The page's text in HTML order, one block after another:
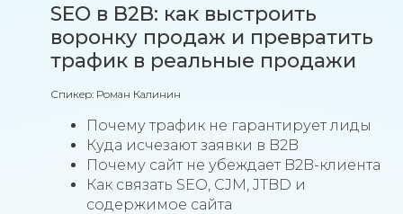
SEO в B2B: как выстроить
воронку продаж и превратить
трафик в реальные продажи
Спикер: Роман Калинин
Почему трафик не гарантирует лиды
Куда исчезают заявки в B2B
Почему сайт не убеждает B2B-клиента
Как связать SEO, CJM, JTBD и
содержимое сайта